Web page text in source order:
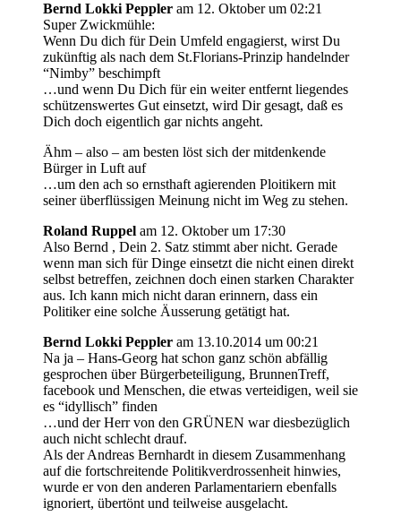
Bernd Lokki Peppler am 12. Oktober um 02:21
Super Zwickmühle:
Wenn Du dich für Dein Umfeld engagierst, wirst Du
zukünftig als nach dem St.Florians-Prinzip handelnder
“Nimby” beschimpft
…und wenn Du Dich für ein weiter entfernt liegendes
schützenswertes Gut einsetzt, wird Dir gesagt, daß es
Dich doch eigentlich gar nichts angeht.
Ähm – also – am besten löst sich der mitdenkende
Bürger in Luft auf
…um den ach so ernsthaft agierenden Ploitikern mit
seiner überflüssigen Meinung nicht im Weg zu stehen.
Roland Ruppel am 12. Oktober um 17:30
Also Bernd , Dein 2. Satz stimmt aber nicht. Gerade
wenn man sich für Dinge einsetzt die nicht einen direkt
selbst betreffen, zeichnen doch einen starken Charakter
aus. Ich kann mich nicht daran erinnern, dass ein
Politiker eine solche Äusserung getätigt hat.
Bernd Lokki Peppler am 13.10.2014 um 00:21
Na ja – Hans-Georg hat schon ganz schön abfällig
gesprochen über Bürgerbeteiligung, BrunnenTreff,
facebook und Menschen, die etwas verteidigen, weil sie
es “idyllisch” finden
…und der Herr von den GRÜNEN war diesbezüglich
auch nicht schlecht drauf.
Als der Andreas Bernhardt in diesem Zusammenhang
auf die fortschreitende Politikverdrossenheit hinwies,
wurde er von den anderen Parlamentariern ebenfalls
ignoriert, übertönt und teilweise ausgelacht.